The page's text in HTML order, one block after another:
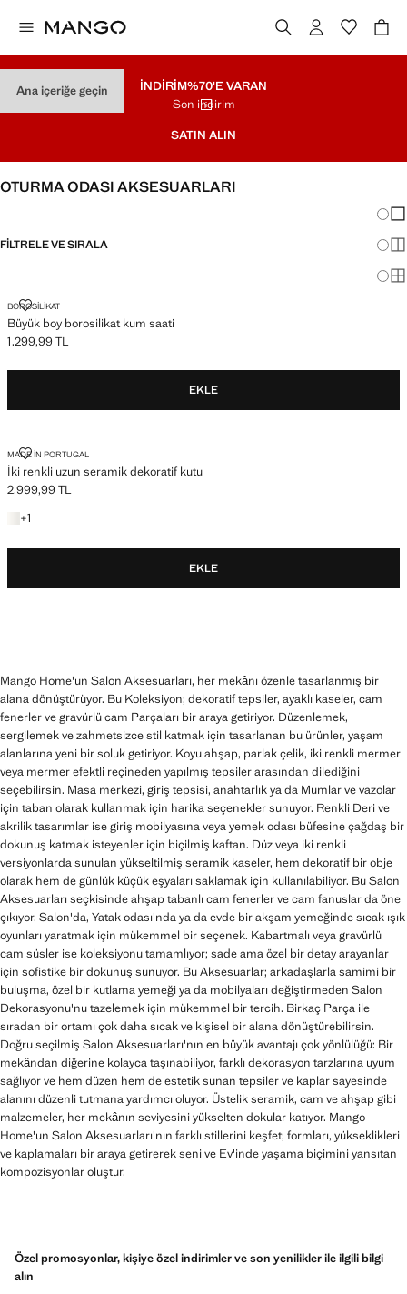
Ana içeriğe geçin İNDİRİM%70'E VARAN
Son indirim
SATIN ALIN
OTURMA ODASI AKSESUARLARI
FILTRELE VE SIRALA
Az
BOROSİLİKAT
Büyük boy borosilikat kum saati
BÜYÜK BOY BOROSILIKAT KUM SAATI
Güncel fiyat [1.299,99 TL ]
1.299,99 TL
EKLE
MADE IN PORTUGAL
İki renkli uzun seramik dekoratif kutu
İKI RENKLI UZUN SERAMIK DEKORATIF KUTU
Güncel fiyat [2.999,99 TL ]
2.999,99 TL
+1
+1 renk
EKLE
Mango Home'un Salon Aksesuarları, her mekânı özenle tasarlanmış bir
alana dönüştürüyor. Bu Koleksiyon; dekoratif tepsiler, ayaklı kaseler, cam
fenerler ve gravürlü cam Parçaları bir araya getiriyor. Düzenlemek,
sergilemek ve zahmetsizce stil katmak için tasarlanan bu ürünler, yaşam
alanlarına yeni bir soluk getiriyor. Koyu ahşap, parlak çelik, iki renkli mermer
veya mermer efektli reçineden yapılmış tepsiler arasından dilediğini
seçebilirsin. Masa merkezi, giriş tepsisi, anahtarlık ya da Mumlar ve vazolar
için taban olarak kullanmak için harika seçenekler sunuyor. Renkli Deri ve
akrilik tasarımlar ise giriş mobilyasına veya yemek odası büfesine çağdaş bir
dokunuş katmak isteyenler için biçilmiş kaftan. Düz veya iki renkli
versiyonlarda sunulan yükseltilmiş seramik kaseler, hem dekoratif bir obje
olarak hem de günlük küçük eşyaları saklamak için kullanılabiliyor. Bu Salon
Aksesuarları seçkisinde ahşap tabanlı cam fenerler ve cam fanuslar da öne
çıkıyor. Salon'da, Yatak odası'nda ya da evde bir akşam yemeğinde sıcak ışık
oyunları yaratmak için mükemmel bir seçenek. Kabartmalı veya gravürlü
cam süsler ise koleksiyonu tamamlıyor; sade ama özel bir detay arayanlar
için sofistike bir dokunuş sunuyor. Bu Aksesuarlar; arkadaşlarla samimi bir
buluşma, özel bir kutlama yemeği ya da mobilyaları değiştirmeden Salon
Dekorasyonu'nu tazelemek için mükemmel bir tercih. Birkaç Parça ile
sıradan bir ortamı çok daha sıcak ve kişisel bir alana dönüştürebilirsin.
Doğru seçilmiş Salon Aksesuarları'nın en büyük avantajı çok yönlülüğü: Bir
mekândan diğerine kolayca taşınabiliyor, farklı dekorasyon tarzlarına uyum
sağlıyor ve hem düzen hem de estetik sunan tepsiler ve kaplar sayesinde
alanını düzenli tutmana yardımcı oluyor. Üstelik seramik, cam ve ahşap gibi
malzemeler, her mekânın seviyesini yükselten dokular katıyor. Mango
Home'un Salon Aksesuarları'nın farklı stillerini keşfet; formları, yükseklikleri
ve kaplamaları bir araya getirerek seni ve Ev'inde yaşama biçimini yansıtan
kompozisyonlar oluştur.
Özel promosyonlar, kişiye özel indirimler ve son yenilikler ile ilgili bilgi
alın